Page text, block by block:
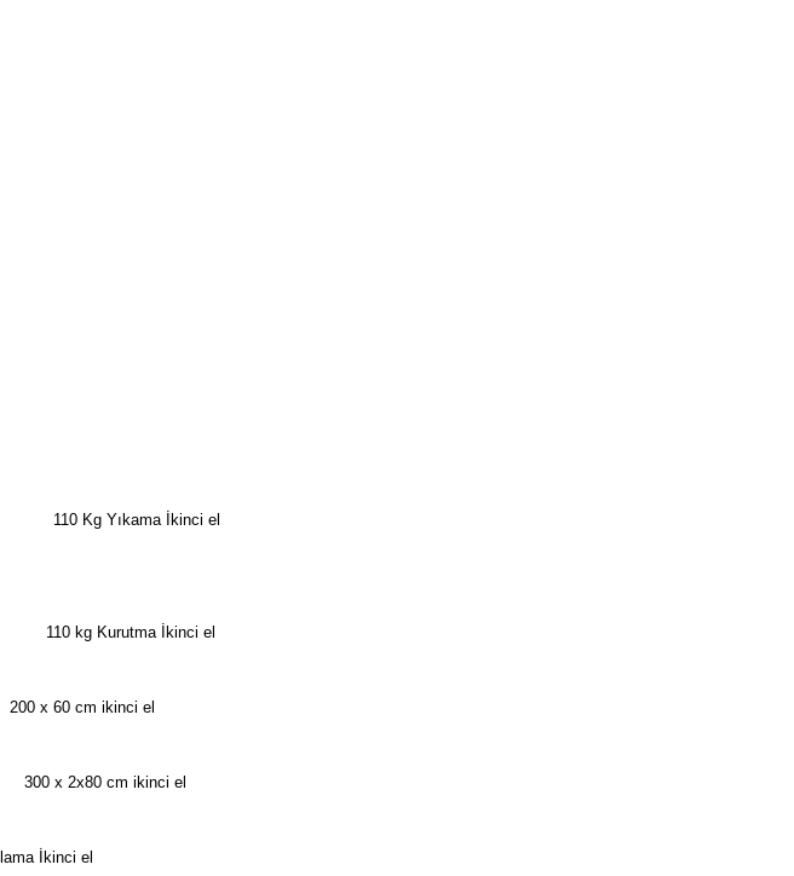
Kg Yıkama İkinci el
Kurutma İkinci el
ikinci el
cm ikinci el
el